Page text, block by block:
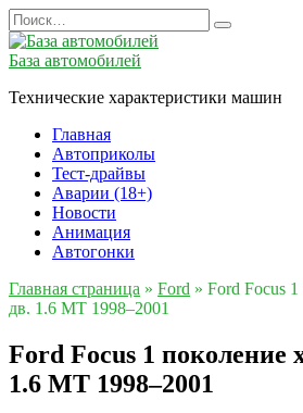
Перейти
к
содержанию
Search
for:
База автомобилей
Технические характеристики машин
Главная
Автоприколы
Тест-драйвы
Аварии (18+)
Новости
Анимация
Автогонки
Главная страница » Ford » Ford Focus 1
дв. 1.6 MT 1998–2001
Ford Focus 1 поколение
1.6 MT 1998–2001